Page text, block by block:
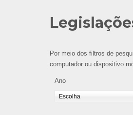
Por meio dos filtros de
computador ou dispositivo
Ano